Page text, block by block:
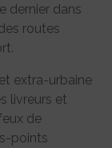
dernier dans
routes
extra-urbaine
livreurs et
de
points